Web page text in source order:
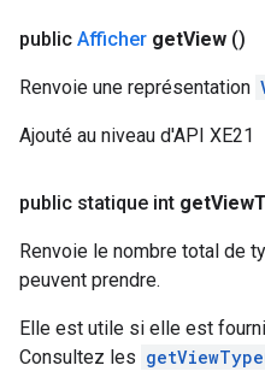
public Afficher getView ()
Renvoie une représentation
Ajouté au niveau d'API XE21
public statique int getView
Renvoie le nombre total de
peuvent prendre.
Elle est utile si elle est
Consultez les